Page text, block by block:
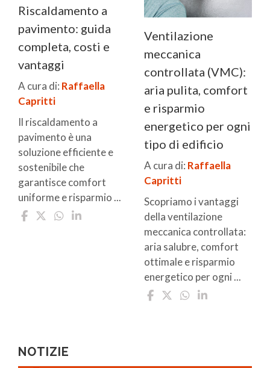
Riscaldamento a
pavimento: guida
completa, costi e
vantaggi
A cura di: Raffaella
Capritti
Il riscaldamento a
pavimento è una
soluzione efficiente e
sostenibile che
garantisce comfort
uniforme e risparmio ...
Ventilazione
meccanica
controllata (VMC):
aria pulita, comfort
e risparmio
energetico per ogni
tipo di edificio
A cura di: Raffaella
Capritti
Scopriamo i vantaggi
della ventilazione
meccanica controllata:
aria salubre, comfort
ottimale e risparmio
energetico per ogni ...
NOTIZIE